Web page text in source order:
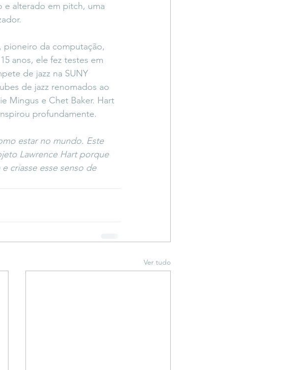
e alterado em pitch, uma
pioneiro da computação,
anos, ele fez testes em
de jazz na SUNY
de jazz renomados ao
Mingus e Chet Baker. Hart
profundamente.
estar no mundo. Este
Lawrence Hart porque
criasse esse senso de
Ver tudo